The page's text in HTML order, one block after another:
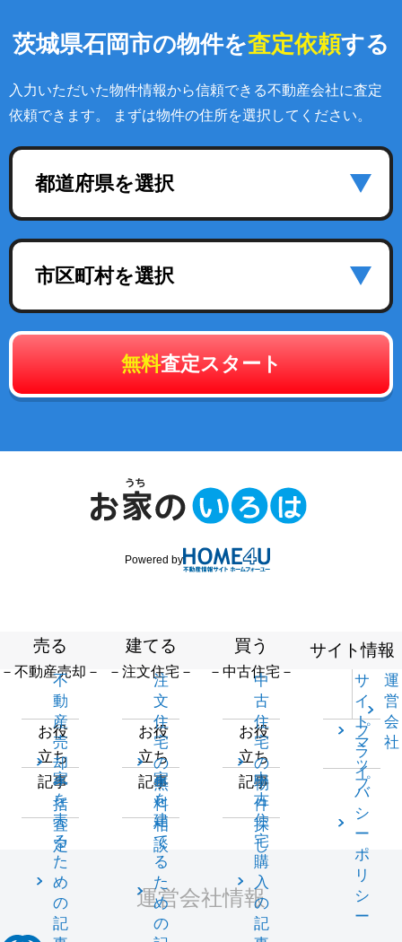
茨城県石岡市の物件を査定依頼する
入力いただいた物件情報から信頼できる不動産会社に査定
依頼できます。 まずは物件の住所を選択してください。
都道府県を選択
市区町村を選択
無料査定スタート
Powered by
売る
－不動産売却－
不
動
産
売
却
一
括
査
定
お役
立ち
記事
家
を
売
る
た
め
の
記
建てる
－注文住宅－
注
文
住
宅
の
無
料
相
談
お役
立ち
記事
家
を
建
て
る
た
め
の
買う
－中古住宅－
中
古
住
宅
の
物
件
探
し
お役
立ち
記事
中
古
住
宅
購
入
の
記
サイト情報
サ
イ
ト
マ
ッ
プ
運
営
会
社
プ
ラ
イ
バ
シ
ー
ポ
リ
シ
ー
運営会社情報